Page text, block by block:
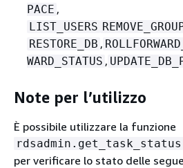
PACE ,
LIST_USERS
RESTORE_DB ,
WARD_STATUS ,
Note per l’utilizzo
È possibile utilizzare la funzione
rdsadmin.get_task_status
per verificare lo stato delle